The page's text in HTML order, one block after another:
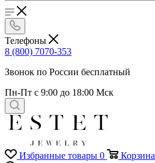
Телефоны
8 (800) 7070-353
Звонок по России бесплатный
Пн-Пт с 9:00 до 18:00 Мск
Избранные товары 0 Корзина